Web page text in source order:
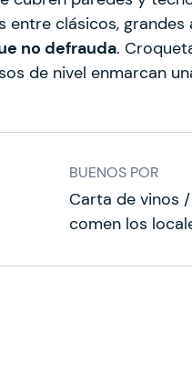
entre clásicos,
no defrauda.
de nivel enmarcan
BUENOS POR
Carta de vinos
comen los